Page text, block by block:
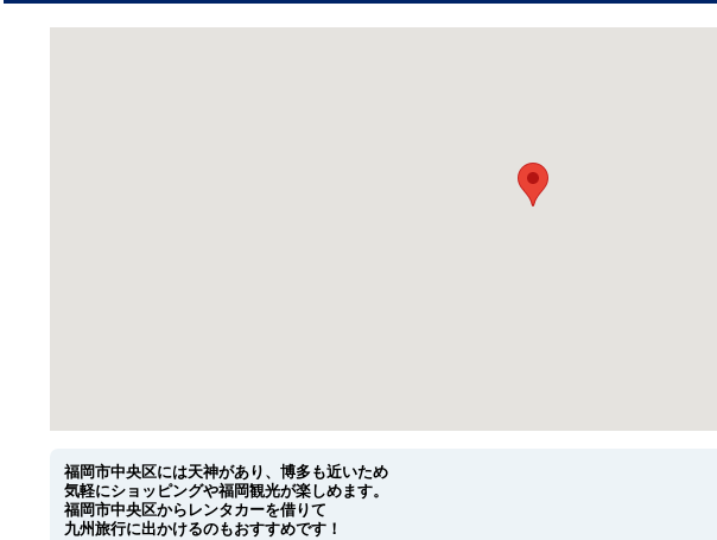
福岡市中央区には天神があり、博多も近いため
気軽にショッピングや福岡観光が楽しめます。
福岡市中央区からレンタカーを借りて
九州旅行に出かけるのもおすすめです！